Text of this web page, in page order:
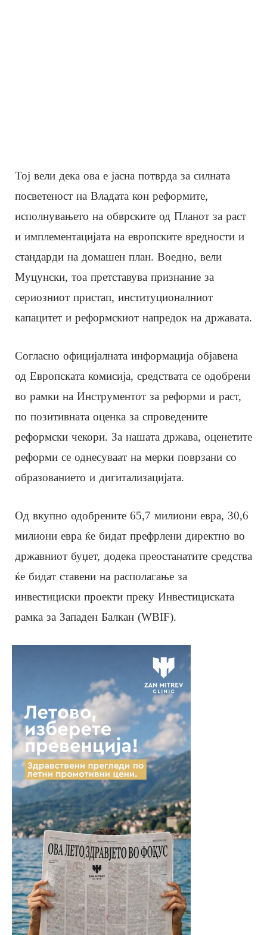
Тој вели дека ова е јасна потврда за силната
посветеност на Владата кон реформите,
исполнувањето на обврските од Планот за раст
и имплементацијата на европските вредности и
стандарди на домашен план. Воедно, вели
Муцунски, тоа претставува признание за
сериозниот пристап, институционалниот
капацитет и реформскиот напредок на државата.
Согласно официјалната информација објавена
од Европската комисија, средствата се одобрени
во рамки на Инструментот за реформи и раст,
по позитивната оценка за спроведените
реформски чекори. За нашата држава, оценетите
реформи се однесуваат на мерки поврзани со
образованието и дигитализацијата.
Од вкупно одобрените 65,7 милиони евра, 30,6
милиони евра ќе бидат префрлени директно во
државниот буџет, додека преостанатите средства
ќе бидат ставени на располагање за
инвестициски проекти преку Инвестициската
рамка за Западен Балкан (WBIF).